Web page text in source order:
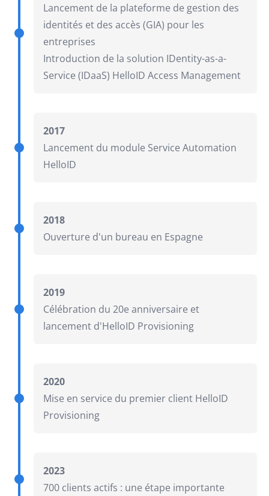
Lancement de la plateforme de gestion des
identités et des accès (GIA) pour les
entreprises
Introduction de la solution IDentity-as-a-
Service (IDaaS) HelloID Access Management
2017
Lancement du module Service Automation
HelloID
2018
Ouverture d'un bureau en Espagne
2019
Célébration du 20e anniversaire et
lancement d'HelloID Provisioning
2020
Mise en service du premier client HelloID
Provisioning
2023
700 clients actifs : une étape importante